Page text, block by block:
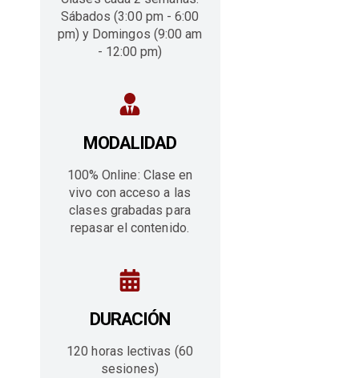
Sábados (3:00 pm - 6:00
pm) y Domingos (9:00 am
- 12:00 pm)
MODALIDAD
100% Online: Clase en
vivo con acceso a las
clases grabadas para
repasar el contenido.
DURACIÓN
120 horas lectivas (60
sesiones)